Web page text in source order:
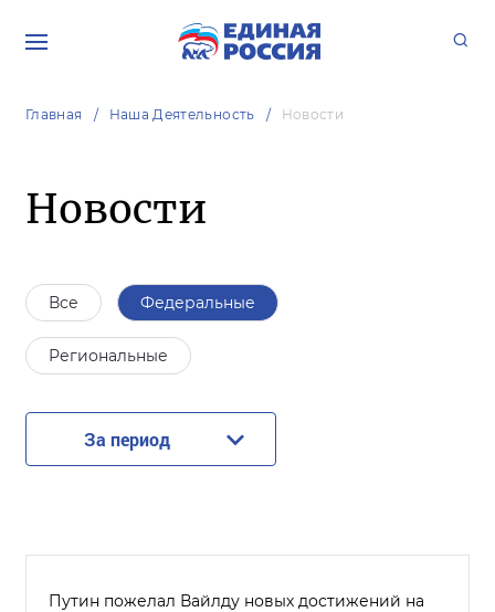
Главная Наша Деятельность Новости
Новости
Все Федеральные
Региональные
За период
Путин пожелал Вайлду новых достижений на